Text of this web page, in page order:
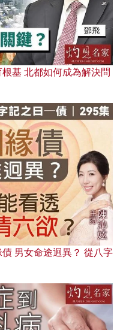
基 北都如何成為解決問
男女命途迥異？ 從八字